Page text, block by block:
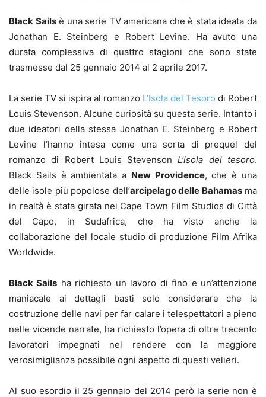
Black Sailsè una serie TV americana che è stata ideata da
Jonathan E. Steinberg e Robert Levine. Ha avuto una
durata complessiva di quattro stagioni che sono state
trasmesse dal 25 gennaio 2014 al 2 aprile 2017.
La serie TV si ispira al romanzo L’Isola del Tesoro di Robert
Louis Stevenson. Alcune curiosità su questa serie. Intanto i
due ideatori della stessa Jonathan E. Steinberg e Robert
Levine l’hanno intesa come una sorta di prequel del
romanzo di Robert Louis StevensonL’isola del tesoro.
Black Sails è ambientata a New Providence, che è una
delle isole più popolose dell’arcipelago delle Bahamasma
in realtà è stata girata nei Cape Town Film Studios di Città
del Capo, in Sudafrica, che ha visto anche la
collaborazione del locale studio di produzione Film Afrika
Worldwide.
Black Sails ha richiesto un lavoro di fino e un’attenzione
maniacale ai dettagli basti solo considerare che la
costruzione delle navi per far calare i telespettatori a pieno
nelle vicende narrate, ha richiesto l’opera di oltre trecento
lavoratori impegnati nel rendere con la maggiore
verosimiglianza possibile ogni aspetto di questi velieri.
Al suo esordio il 25 gennaio del 2014 però la serie non è